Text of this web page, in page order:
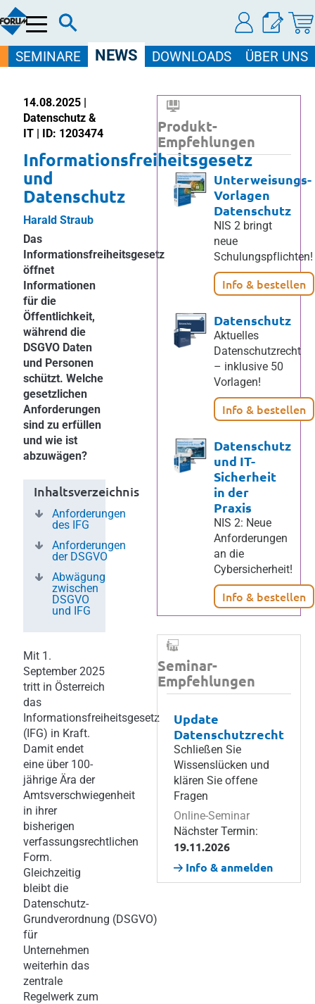
Menü
SEMINARE NEWS DOWNLOADS ÜBER UNS
14.08.2025 |
Datenschutz &
IT | ID: 1203474
Informationsfreiheitsgesetz
und
Datenschutz
Harald Straub
Das
Informationsfreiheitsgesetz
öffnet
Informationen
für die
Öffentlichkeit,
während die
DSGVO Daten
und Personen
schützt. Welche
gesetzlichen
Anforderungen
sind zu erfüllen
und wie ist
abzuwägen?
Inhaltsverzeichnis
Anforderungen
des IFG
Anforderungen
der DSGVO
Abwägung
zwischen
DSGVO
und IFG
Mit 1.
September 2025
tritt in Österreich
das
Informationsfreiheitsgesetz
(IFG) in Kraft.
Damit endet
eine über 100-
jährige Ära der
Amtsverschwiegenheit
in ihrer
bisherigen
verfassungsrechtlichen
Form.
Gleichzeitig
bleibt die
Datenschutz-
Grundverordnung (DSGVO)
für
Unternehmen
weiterhin das
zentrale
Regelwerk zum
Produkt-
Empfehlungen
Unterweisungs-
Vorlagen
Datenschutz
NIS 2 bringt
neue
Schulungspflichten!
Info & bestellen
Datenschutz
Aktuelles
Datenschutzrecht
– inklusive 50
Vorlagen!
Info & bestellen
Datenschutz
und IT-
Sicherheit
in der
Praxis
NIS 2: Neue
Anforderungen
an die
Cybersicherheit!
Info & bestellen
Seminar-
Empfehlungen
Update
Datenschutzrecht
Schließen Sie
Wissenslücken und
klären Sie offene
Fragen
Online-Seminar
Nächster Termin:
19.11.2026
Info & anmelden